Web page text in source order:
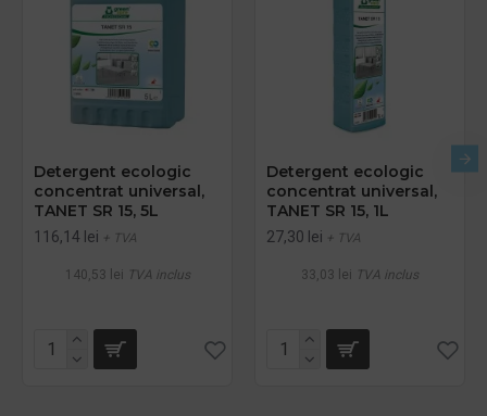
Detergent ecologic
concentrat universal,
TANET SR 15, 5L
116,14 lei + TVA
140,53 lei TVA inclus
Detergent ecologic
concentrat universal,
TANET SR 15, 1L
27,30 lei + TVA
33,03 lei TVA inclus